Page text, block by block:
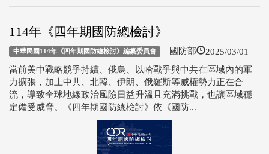
114年《四年期國防總檢討》
中華民國114年《四年期國防總檢討》編纂委員會 國防部 2025/03/01
當前美中戰略競爭持續、俄烏、以哈戰爭與中共在區域內的軍
力擴張，加上中共、北韓、伊朗、俄羅斯等威權勢力正在合
流，導致全球地緣政治風險日益升溫且充滿挑戰，也讓區域穩
定備受威脅。《四年期國防總檢討》依《國防...